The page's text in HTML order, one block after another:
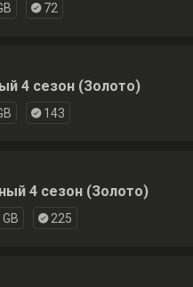
72
4 сезон (Золото)
143
4 сезон (Золото)
225